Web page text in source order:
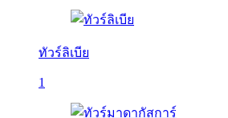
ทัวร์ลิเบีย
1